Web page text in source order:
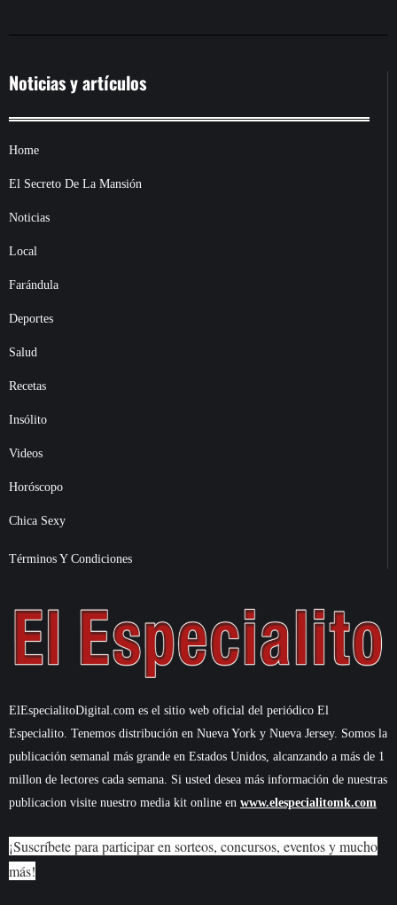
Noticias y artículos
Home
El Secreto De La Mansión
Noticias
Local
Farándula
Deportes
Salud
Recetas
Insólito
Videos
Horóscopo
Chica Sexy
Términos Y Condiciones
ElEspecialitoDigital.com es el sitio web oficial del periódico El
Especialito. Tenemos distribución en Nueva York y Nueva Jersey. Somos la
publicación semanal más grande en Estados Unidos, alcanzando a más de 1
millon de lectores cada semana. Si usted desea más información de nuestras
publicacion visite nuestro media kit online en www.elespecialitomk.com
¡Suscríbete para participar en sorteos, concursos, eventos y mucho
más!